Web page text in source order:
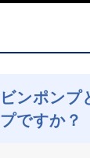
ンポンプ
ですか？